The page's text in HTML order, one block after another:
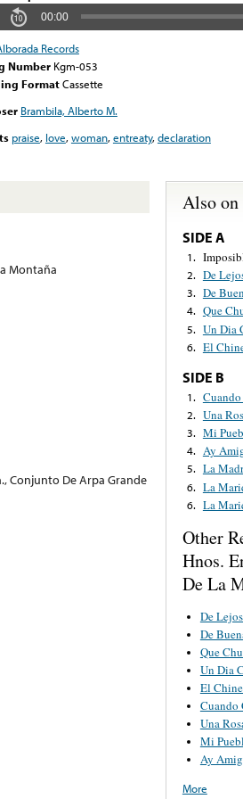
00:00
Records
Number Kgm-053
FormatCassette
Brambila, Alberto M.
praise, love,woman,entreaty,declaration
Montaña
Conjunto De Arpa Grande
Also
SIDE A
1.
2. De
3. De
4. Que
5. Un Dia
6. El
SIDE B
1.
2. Una
3. Mi
4. Ay
5. La
6. La
6. La
Other
Hnos.
De La
De
De
Que
Un Dia
El
Cuando
Una
Mi
Ay
More